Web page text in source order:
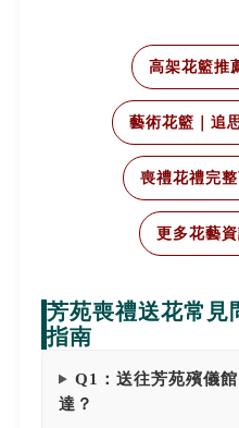
高架花籃推
藝術花籃｜追
喪禮花禮完
更多花藝
芳苑喪禮送花常見
指南
Q1：送往芳苑殯儀
達？